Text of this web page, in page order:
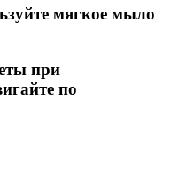
мягкое мыло
при
по